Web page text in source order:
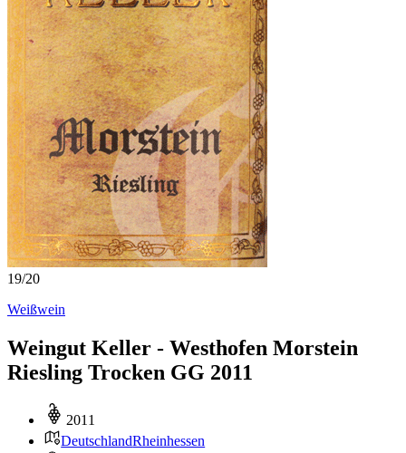
19/20
Weißwein
Weingut Keller - Westhofen Morstein
Riesling Trocken GG 2011
2011
DeutschlandRheinhessen